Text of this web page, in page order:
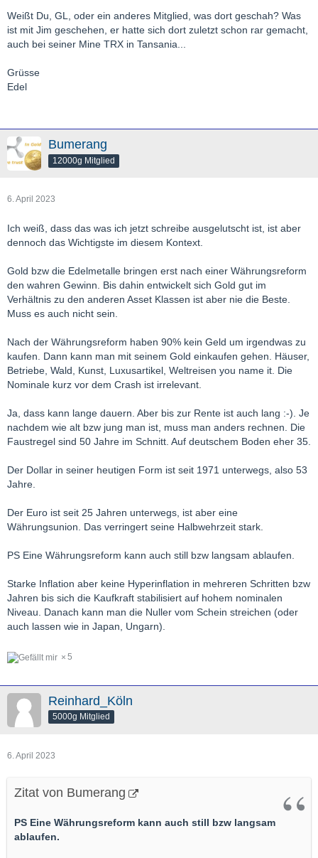
Weißt Du, GL, oder ein anderes Mitglied, was dort geschah? Was
ist mit Jim geschehen, er hatte sich dort zuletzt schon rar gemacht,
auch bei seiner Mine TRX in Tansania...
Grüsse
Edel
Bumerang
12000g Mitglied
6. April 2023
Ich weiß, dass das was ich jetzt schreibe ausgelutscht ist, ist aber
dennoch das Wichtigste im diesem Kontext.
Gold bzw die Edelmetalle bringen erst nach einer Währungsreform
den wahren Gewinn. Bis dahin entwickelt sich Gold gut im
Verhältnis zu den anderen Asset Klassen ist aber nie die Beste.
Muss es auch nicht sein.
Nach der Währungsreform haben 90% kein Geld um irgendwas zu
kaufen. Dann kann man mit seinem Gold einkaufen gehen. Häuser,
Betriebe, Wald, Kunst, Luxusartikel, Weltreisen you name it. Die
Nominale kurz vor dem Crash ist irrelevant.
Ja, dass kann lange dauern. Aber bis zur Rente ist auch lang :-). Je
nachdem wie alt bzw jung man ist, muss man anders rechnen. Die
Faustregel sind 50 Jahre im Schnitt. Auf deutschem Boden eher 35.
Der Dollar in seiner heutigen Form ist seit 1971 unterwegs, also 53
Jahre.
Der Euro ist seit 25 Jahren unterwegs, ist aber eine
Währungsunion. Das verringert seine Halbwehrzeit stark.
PS Eine Währungsreform kann auch still bzw langsam ablaufen.
Starke Inflation aber keine Hyperinflation in mehreren Schritten bzw
Jahren bis sich die Kaufkraft stabilisiert auf hohem nominalen
Niveau. Danach kann man die Nuller vom Schein streichen (oder
auch lassen wie in Japan, Ungarn).
5
Reinhard_Köln
5000g Mitglied
6. April 2023
Zitat von Bumerang
PS Eine Währungsreform kann auch still bzw langsam
ablaufen.